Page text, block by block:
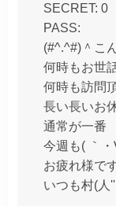
SECRET: 0
PASS:
(#^.^#)＾
何時もお世
何時も訪問
長い長いお
通常が一番
今週も( ｀・
お疲れ様で
いつも村(